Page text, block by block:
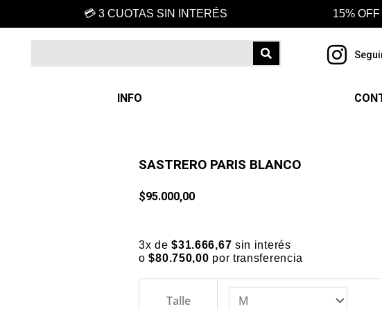
💳 3 CUOTAS SIN INTERÉS 15%
Search
INFO
SASTRERO PARIS BLANCO
$95.000,00
3x de$31.666,67 sin interés
o$80.750,00 por transferencia
Talle